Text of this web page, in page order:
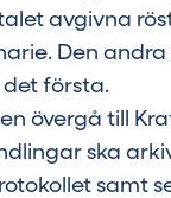
avgivna
Den
första.
övergå till
ska
samt